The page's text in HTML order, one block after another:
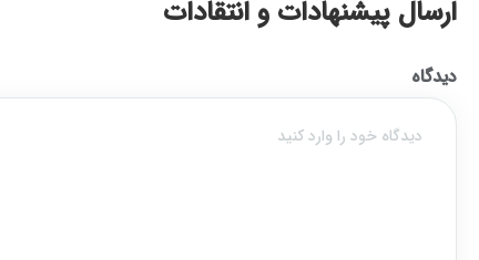
ارسال پیشنهادات و انتقادات
دیدگاه